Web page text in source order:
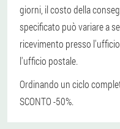
giorni, il costo della
specificato può variare a
ricevimento presso
l'ufficio postale.
Ordinando un ciclo
SCONTO -50%.